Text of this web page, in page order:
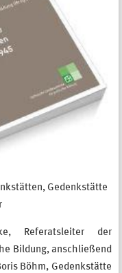
Gedenkstätte
Referatsleiter der
Bildung, anschließend
Böhm, Gedenkstätte